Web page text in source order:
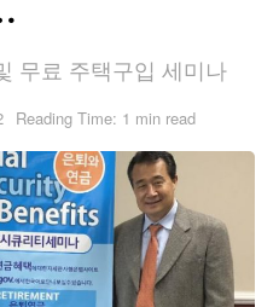
무료 주택구입 세미나
Reading Time: 1 min read